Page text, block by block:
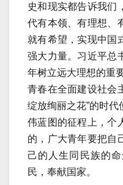
史和现实都告诉我们
代有本领、有理想、
就有希望，实现中国
强大力量。习近平总
年树立远大理想的重
青春在全面建设社会
绽放绚丽之花”的时
伟蓝图的征程上，个
的，广大青年要把自
己的人生同民族的
民，奉献国家。